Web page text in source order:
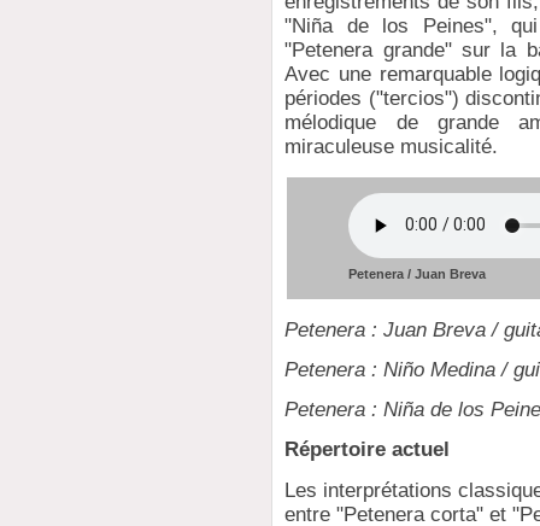
"Niña de los Peines",
"Petenera grande" sur la
Avec une remarquable
périodes ("tercios")
mélodique de grande
miraculeuse musicalité.
Petenera / Juan Breva
Petenera : Juan Breva /
Petenera : Niño Medina /
Petenera : Niña de los
Répertoire actuel
Les interprétations
entre "Petenera corta" et